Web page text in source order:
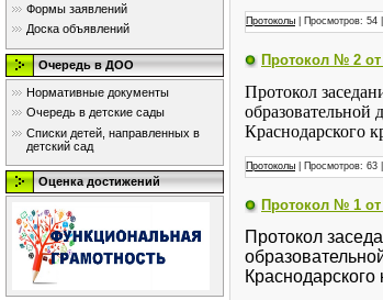
Формы заявлений
Доска объявлений
Очередь в ДОО
Нормативные документы
Очередь в детские сады
Списки детей, направленных в
детский сад
Оценка достижений
Протоколы | Просмотров: 54
Протокол № 2 от
Протокол
Краснодарского
Протоколы | Просмотров: 63
Протокол № 1 от
Протокол